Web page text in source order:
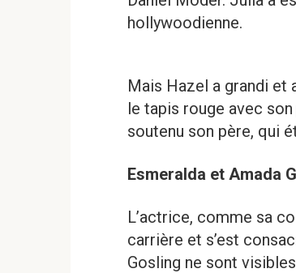
hollywoodienne.
Mais Hazel a grandi et
le tapis rouge avec
soutenu son père, qui
Esmeralda et Amada
L’actrice, comme sa
carrière et s’est
Gosling ne sont